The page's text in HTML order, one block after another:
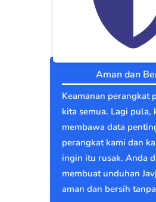
Aman dan
Keamanan perangkat
kita semua. Lagi pula,
membawa data
perangkat kami dan
ingin itu rusak. Anda
membuat unduhan
aman dan bersih